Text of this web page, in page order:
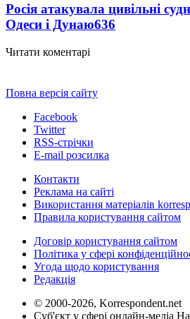
Росія атакувала цивільні
Одеси і Дунаю636
Читати коментарі
Повна версія сайту
Facebook
Twitter
RSS-стрічки
E-mail розсилка
Контакти
Реклама на сайті
Використання матеріалів
Правила користування сайтом
Договір користування сайтом
Політика у сфері
Угода щодо користування
Редакція
© 2000-2026, Korrespondent.net
Суб'єкт у сфері онлайн-медіа